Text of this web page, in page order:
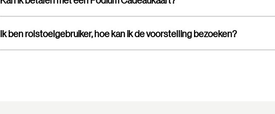
Ik ben rolstoelgebruiker, hoe kan ik de voorstelling bezoeken?